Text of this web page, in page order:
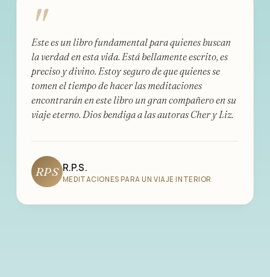
"
Este es un libro fundamental para quienes buscan
la verdad en esta vida. Está bellamente escrito, es
preciso y divino. Estoy seguro de que quienes se
tomen el tiempo de hacer las meditaciones
encontrarán en este libro un gran compañero en su
viaje eterno. Dios bendiga a las autoras Cher y Liz.
RPS R.P.S.
MEDITACIONES PARA UN VIAJE INTERIOR